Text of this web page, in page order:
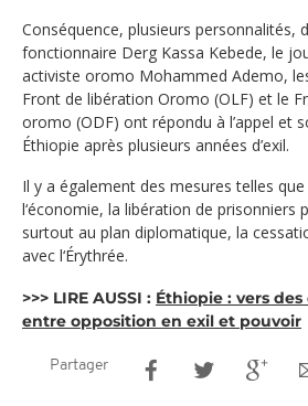
Conséquence, plusieurs personnalités,
fonctionnaire Derg Kassa Kebede, le
activiste oromo Mohammed Ademo,
Front de libération Oromo (OLF) et le
oromo (ODF) ont répondu à l’appel et
Éthiopie après plusieurs années d’exil.
Il y a également des mesures telles
l‘économie, la libération de prisonniers
surtout au plan diplomatique, la
avec l‘Érythrée.
>>> LIRE AUSSI : Éthiopie : vers des
entre opposition en exil et pouvoir
Partager